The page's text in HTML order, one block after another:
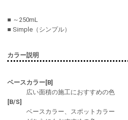
■ ～250mL
■ Simple（シンプル）
カラー説明
ベースカラー[B]
広い面積の施工におすすめの色
[B/S]
ベースカラー、スポットカラー